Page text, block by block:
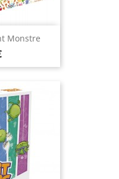
Monstre